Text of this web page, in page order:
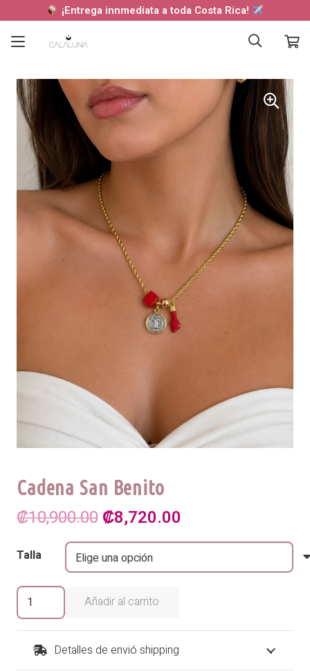
¡Entrega innmediata a toda Costa Rica!
Cadena San Benito
₡10,900.00 El
precio
original
era:
₡8,720.00
precio
actual
Talla
Cadena
San
Benito
cantidad
Añadir al carrito
Detalles de envió shipping